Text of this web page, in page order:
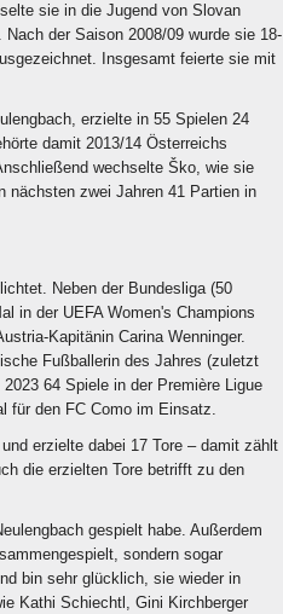
sie in die Jugend von Slovan
der Saison 2008/09 wurde sie 18-
Insgesamt feierte sie mit
erzielte in 55 Spielen 24
damit 2013/14 Österreichs
wechselte Ško, wie sie
nächsten zwei Jahren 41 Partien in
Neben der Bundesliga (50
in der UEFA Women's Champions
Kapitänin Carina Wenninger.
Fußballerin des Jahres (zuletzt
64 Spiele in der Première Ligue
für den FC Como im Einsatz.
erzielte dabei 17 Tore – damit zählt
die erzielten Tore betrifft zu den
gespielt habe. Außerdem
sondern sogar
bin sehr glücklich, sie wieder in
Kathi Schiechtl, Gini Kirchberger